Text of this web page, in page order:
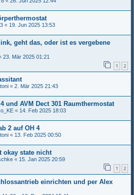
« 19. Jun 2025 13:53
geht das, oder ist es vergebene
23. Mär 2025 01:21
1 2
« 2. Mär 2025 21:43
und AVM Dect 301 Raumthermostat
« 14. Feb 2025 18:03
2 auf OH 4
« 13. Feb 2025 00:50
okay state nicht
« 15. Jan 2025 20:59
1 2
einrichten und per Alex